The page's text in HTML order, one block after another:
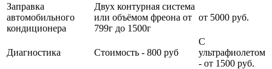
Заправка
автомобильного
кондиционера
Двух контурная система
или объёмом фреона от
799г до 1500г
от 5000 руб.
Диагностика Стоимость - 800 руб
С
ультрафиолетом
- от 1500 руб.